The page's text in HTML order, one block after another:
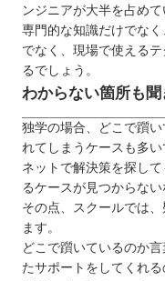
ンジニアが大半を占めて
専門的な知識だけでな
でなく、現場で使える
るでしょう。
わからない箇所も
独学の場合、どこで躓
れてしまうケースも多い
ネットで解決策を探し
るケースが見つからな
その点、スクールでは
ます。
どこで躓いているのか
たサポートをしてくれる